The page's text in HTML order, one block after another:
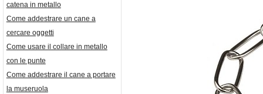
catena in metallo
Come addestrare un cane a
cercare oggetti
Come usare il collare in metallo
con le punte
Come addestrare il cane a portare
la museruola